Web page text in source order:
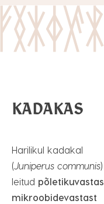
KADAKAS
Harilikul kadakal
(Juniperus communis
leitud
mikroobidevastast